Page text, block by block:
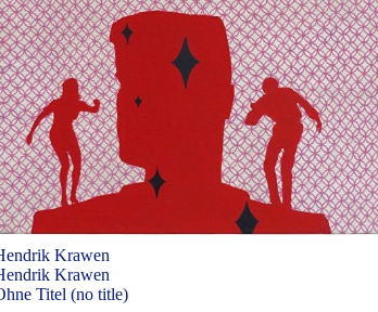
Krawen
Krawen
Titel (no title)